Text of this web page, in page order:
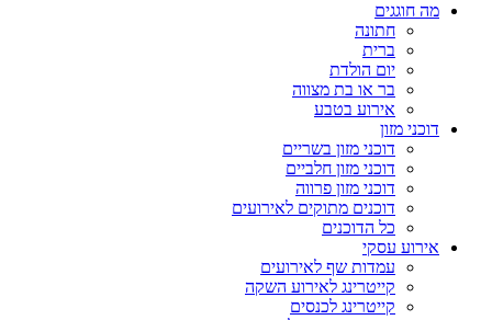
מה חוגגים
חתונה
ברית
יום הולדת
בר או בת מצווה
אירוע בטבע
דוכני מזון
דוכני מזון בשריים
דוכני מזון חלביים
דוכני מזון פרווה
דוכנים מתוקים לאירועים
כל הדוכנים
אירוע עסקי
עמדות שף לאירועים
קייטרינג לאירוע השקה
קייטרינג לכנסים